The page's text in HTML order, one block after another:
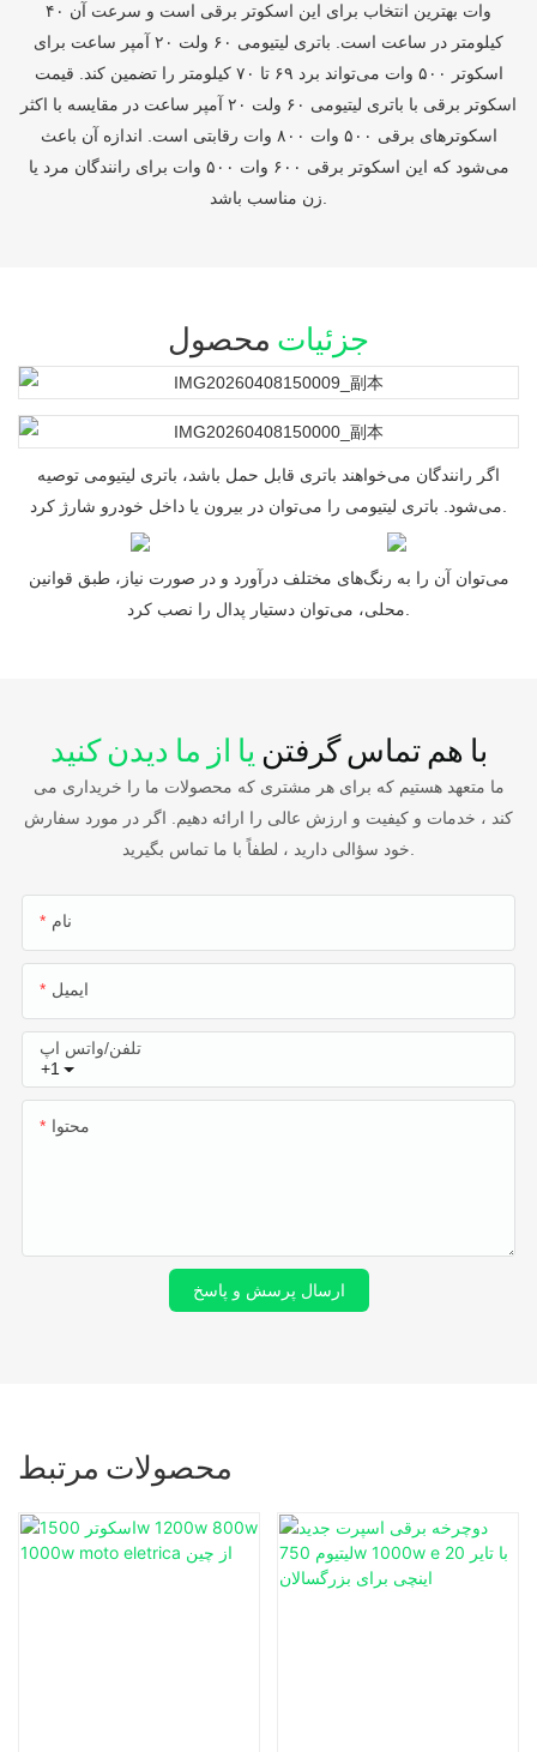
وات بهترین انتخاب برای این اسکوتر برقی است و سرعت آن ۴۰
کیلومتر در ساعت است. باتری لیتیومی ۶۰ ولت ۲۰ آمپر ساعت برای
اسکوتر ۵۰۰ وات می‌تواند برد ۶۹ تا ۷۰ کیلومتر را تضمین کند. قیمت
اسکوتر برقی با باتری لیتیومی ۶۰ ولت ۲۰ آمپر ساعت در مقایسه با اکثر
اسکوترهای برقی ۵۰۰ وات ۸۰۰ وات رقابتی است. اندازه آن باعث
می‌شود که این اسکوتر برقی ۶۰۰ وات ۵۰۰ وات برای رانندگان مرد یا
زن مناسب باشد.
جزئیات محصول
اگر رانندگان می‌خواهند باتری قابل حمل باشد، باتری لیتیومی توصیه
می‌شود. باتری لیتیومی را می‌توان در بیرون یا داخل خودرو شارژ کرد.
می‌توان آن را به رنگ‌های مختلف درآورد و در صورت نیاز، طبق قوانین
با هم تماس گرفتن یا از ما دیدن کنید
ما متعهد هستیم که برای هر مشتری که محصولات ما را خریداری می
کند ، خدمات و کیفیت و ارزش عالی را ارائه دهیم. اگر در مورد سفارش
خود سؤالی دارید ، لطفاً با ما تماس بگیرید.
نام
ایمیل
+1
تلفن/واتس اپ
محتوا
ارسال پرسش و پاسخ
محصولات مرتبط